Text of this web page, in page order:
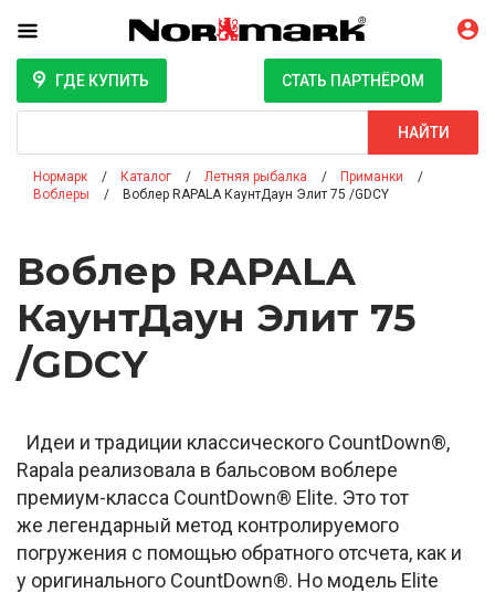
ГДЕ КУПИТЬ СТАТЬ ПАРТНЁРОМ
НАЙТИ
Нормарк Каталог Летняя рыбалка
Приманки
Воблеры
Воблер RAPALA КаунтДаун Элит 75 /GDCY
Воблер RAPALA
КаунтДаун Элит 75
/GDCY
Идеи и традиции классического CountDown®,
Rapala реализовала в бальсовом воблере
премиум-класса CountDown® Elite. Это тот
же легендарный метод контролируемого
погружения с помощью обратного отсчета, как и
у оригинального CountDown®. Но модель Elite